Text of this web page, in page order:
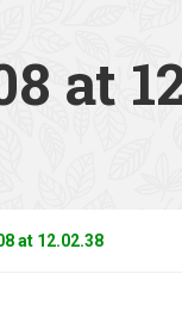
at
at 12.02.38